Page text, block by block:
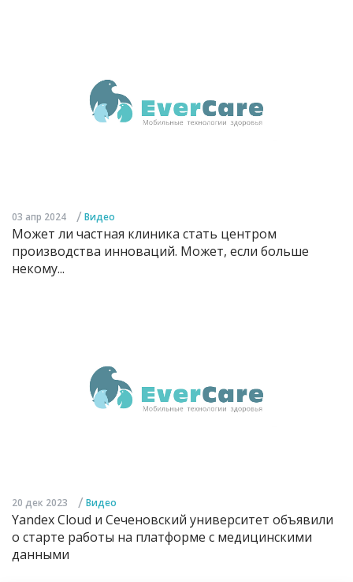
03 апр 2024 / Видео
Может ли частная клиника стать центром
производства инноваций. Может, если больше
некому...
20 дек 2023 / Видео
Yandex Cloud и Сеченовский университет объявили
о старте работы на платформе с медицинскими
данными